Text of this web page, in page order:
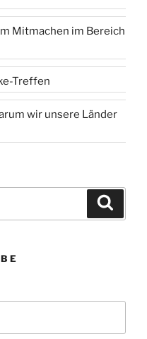
Mitmachen im Bereich
Treffen